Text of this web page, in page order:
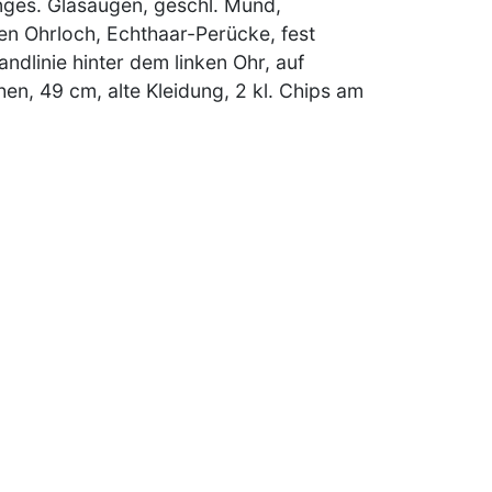
Ohrloch, Echthaar-Perücke, fest
hinter dem linken Ohr, auf
49 cm, alte Kleidung, 2 kl. Chips am